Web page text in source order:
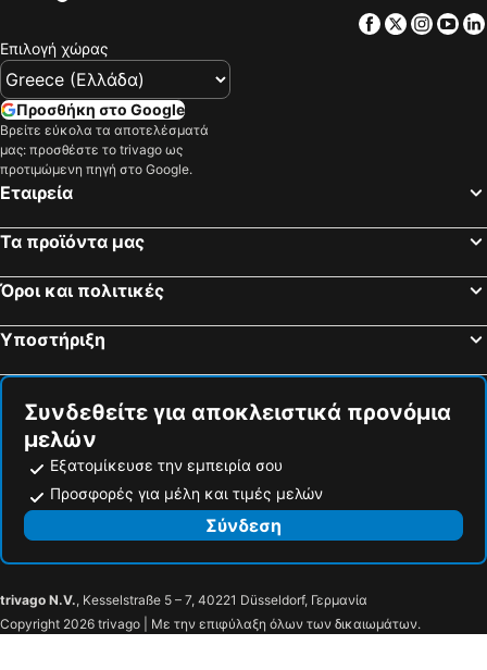
Facebook
Twitter
Επιλογή χώρας
Προσθήκη στο Google
Βρείτε εύκολα τα αποτελέσματά
μας: προσθέστε το trivago ως
προτιμώμενη πηγή στο Google.
Εταιρεία
Τα προϊόντα μας
Όροι και πολιτικές
Υποστήριξη
Συνδεθείτε για αποκλειστικά προνόμια
μελών
Εξατομίκευσε την εμπειρία σου
Προσφορές για μέλη και τιμές μελών
Σύνδεση
trivago N.V., Kesselstraße 5 – 7, 40221 Düsseldorf, Γερμανία
Copyright 2026 trivago | Με την επιφύλαξη όλων των δικαιωμάτων.